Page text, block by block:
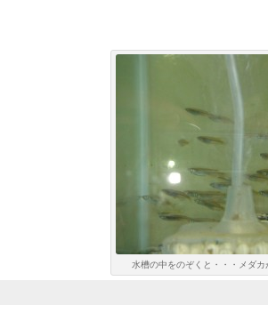
水槽の中をのぞくと・・・メダ